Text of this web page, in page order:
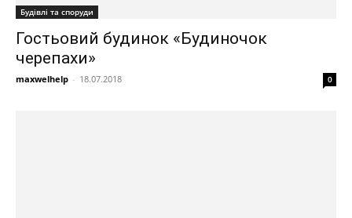
Будівлі та споруди
Гостьовий будинок «Будиночок
черепахи»
maxwelhelp - 18.07.2018 0